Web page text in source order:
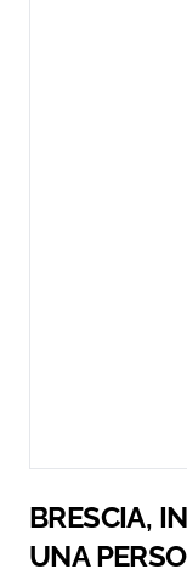
BRESCIA,
UNA